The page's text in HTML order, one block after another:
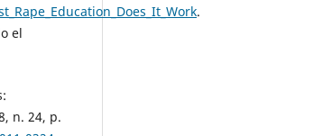
.
el
n. 24, p.